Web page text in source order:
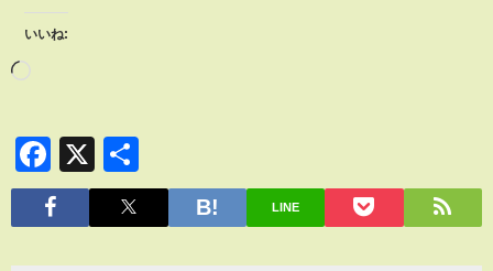
いいね:
Facebook
X
有
LINE